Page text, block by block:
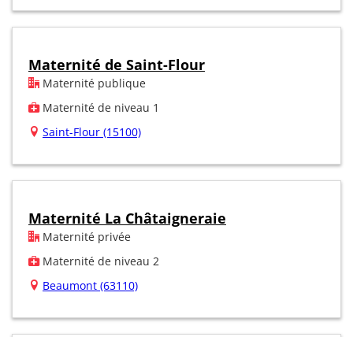
Maternité de Saint-Flour
Maternité publique
Maternité de niveau 1
Saint-Flour (15100)
Maternité La Châtaigneraie
Maternité privée
Maternité de niveau 2
Beaumont (63110)